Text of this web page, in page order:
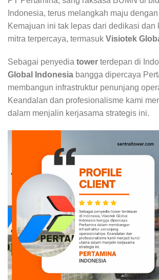
Indonesia, terus melangkah maju
Kemajuan ini tak lepas dari dedikasi dan
mitra terpercaya, termasuk Visiotek
Sebagai penyedia tower terdepan di
Global Indonesia bangga dipercaya
membangun infrastruktur penunjang
Keandalan dan profesionalisme kami
dalam menjalin kerjasama strategis ini.